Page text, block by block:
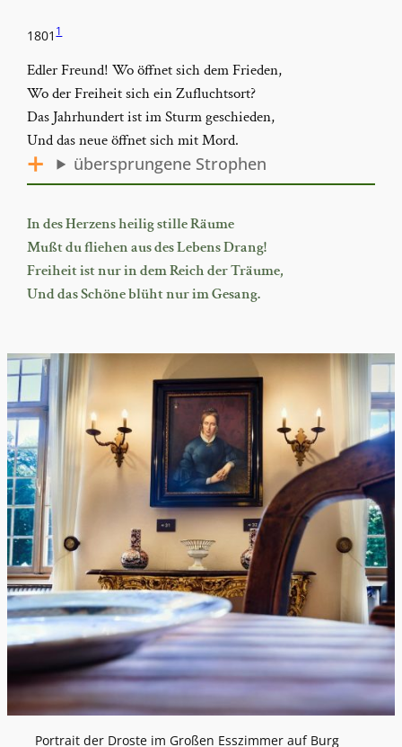
18011
Edler Freund! Wo öffnet sich dem Frieden,
Wo der Freiheit sich ein Zufluchtsort?
Das Jahrhundert ist im Sturm geschieden,
Und das neue öffnet sich mit Mord.
übersprungene Strophen
In des Herzens heilig stille Räume
Mußt du fliehen aus des Lebens Drang!
Freiheit ist nur in dem Reich der Träume,
Und das Schöne blüht nur im Gesang.
Portrait der Droste im Großen Esszimmer auf Burg